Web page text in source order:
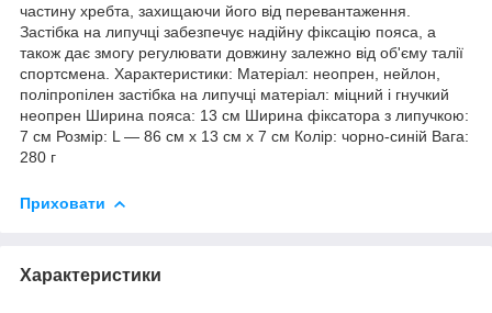
частину хребта, захищаючи його від перевантаження.
Застібка на липучці забезпечує надійну фіксацію пояса, а
також дає змогу регулювати довжину залежно від об'єму талії
спортсмена. Характеристики: Матеріал: неопрен, нейлон,
поліпропілен застібка на липучці матеріал: міцний і гнучкий
неопрен Ширина пояса: 13 см Ширина фіксатора з липучкою:
7 см Розмір: L — 86 см х 13 см х 7 см Колір: чорно-синій Вага:
280 г
Приховати
Характеристики